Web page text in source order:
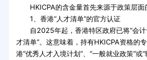
HKICPA的含金量首先来源于政策层面
1、香港“人才清单”的官方认证
自2025年起，香港特区政府已将“会计
才清单”。这意味着，持有HKICPA资格的
港“优秀人才入境计划”、“一般就业政策”或